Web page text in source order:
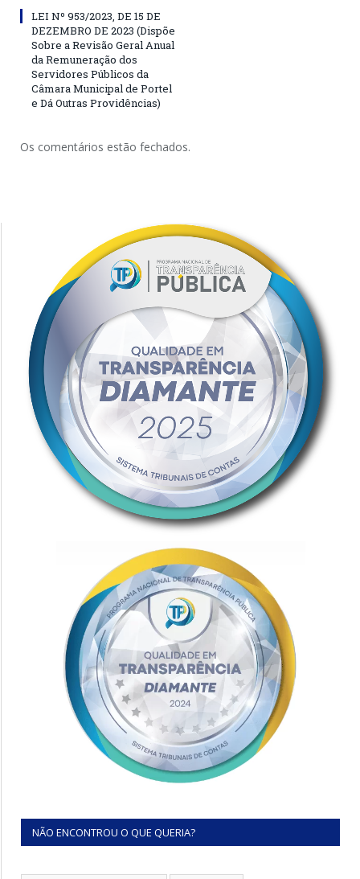
LEI Nº 953/2023, DE 15 DE
DEZEMBRO DE 2023 (Dispõe
Sobre a Revisão Geral Anual
da Remuneração dos
Servidores Públicos da
Câmara Municipal de Portel
e Dá Outras Providências)
Os comentários estão fechados.
NÃO ENCONTROU O QUE QUERIA?